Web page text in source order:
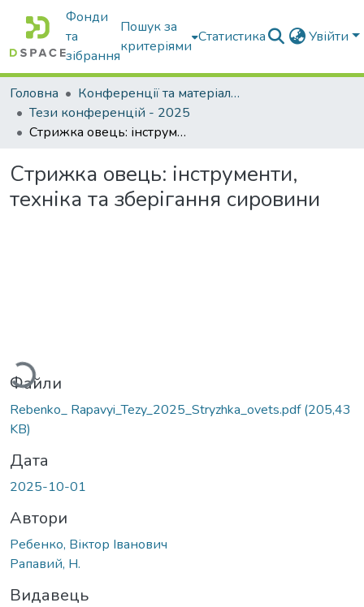
Фонди
та
зібрання
Пошук за
критеріями
Статистика Увійти
Головна
Конференції та матеріали конференцій
Тези конференцій - 2025
Стрижка овець: інструменти, техніка та зберігання сировини
Стрижка овець: інструменти,
техніка та зберігання сировини
Файли
Rebenko_ Rapavyi_Tezy_2025_Stryzhka_ovets.pdf(205,43
KB)
Дата
2025-10-01
Автори
Ребенко, Віктор Іванович
Рапавий, Н.
Видавець